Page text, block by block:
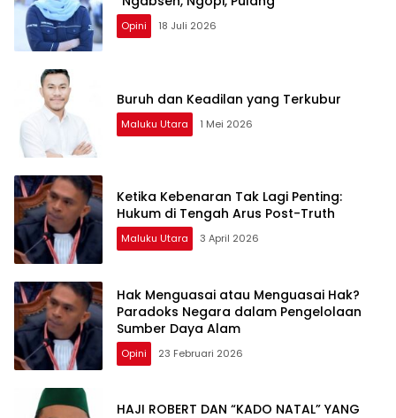
Opini 18 Juli 2026
Buruh dan Keadilan yang Terkubur
Maluku Utara 1 Mei 2026
Ketika Kebenaran Tak Lagi Penting:
Hukum di Tengah Arus Post-Truth
Maluku Utara 3 April 2026
Hak Menguasai atau Menguasai Hak?
Paradoks Negara dalam Pengelolaan
Sumber Daya Alam
Opini 23 Februari 2026
HAJI ROBERT DAN “KADO NATAL” YANG